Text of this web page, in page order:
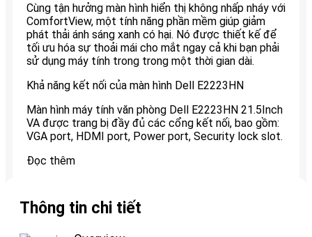
Cùng tận hưởng màn hình hiển thị không nhấp nháy với
ComfortView, một tính năng phần mềm giúp giảm
phát thải ánh sáng xanh có hại. Nó được thiết kế để
tối ưu hóa sự thoải mái cho mắt ngay cả khi bạn phải
sử dụng máy tính trong trong một thời gian dài.
Khả năng kết nối của màn hình Dell E2223HN
Màn hình máy tính văn phòng Dell E2223HN 21.5Inch
VA được trang bị đầy đủ các cổng kết nối, bao gồm:
VGA port, HDMI port, Power port, Security lock slot.
Đọc thêm
Thông tin chi tiết